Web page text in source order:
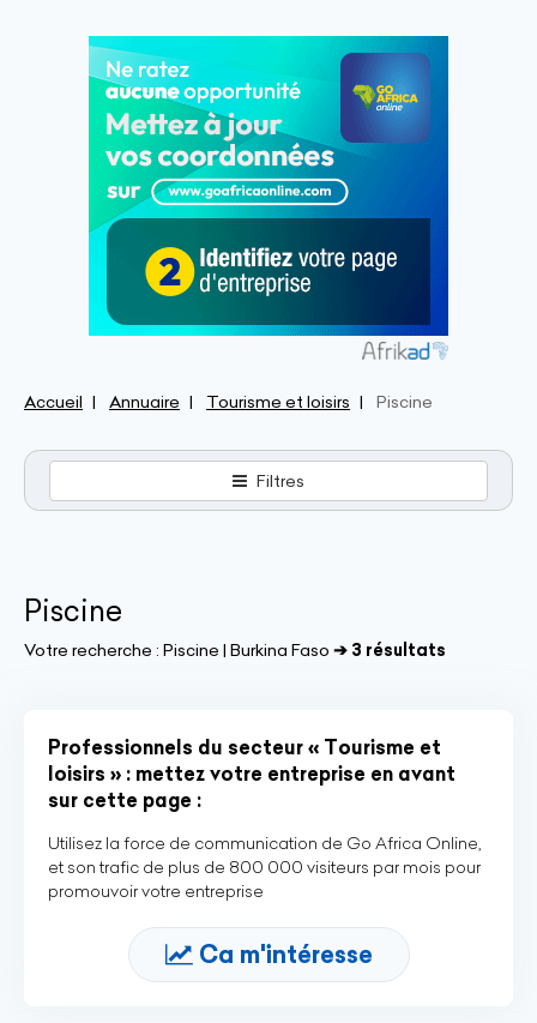
Accueil Annuaire Tourisme et loisirs Piscine
Filtres
Piscine
Votre recherche : Piscine | Burkina Faso ➔ 3 résultats
Professionnels du secteur « Tourisme et
loisirs » : mettez votre entreprise en avant
sur cette page :
Utilisez la force de communication de Go Africa Online,
et son trafic de plus de 800 000 visiteurs par mois pour
promouvoir votre entreprise
Ca m'intéresse